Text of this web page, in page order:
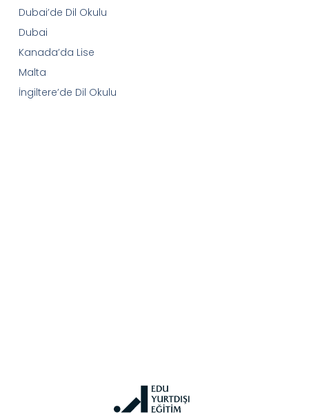
Dubai’de Dil Okulu
Dubai
Kanada’da Lise
Malta
İngiltere’de Dil Okulu